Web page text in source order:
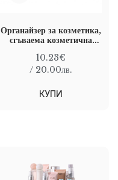
Органайзер за козметика,
сгъваема козметична
Черен, 23 х 19 см
10.23€
/ 20.00лв.
КУПИ